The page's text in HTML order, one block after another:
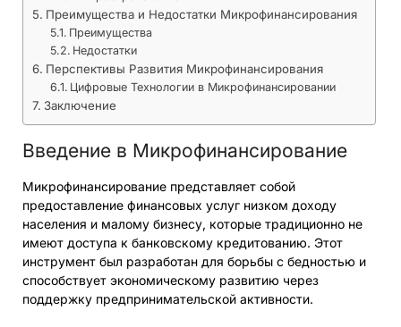
Преимущества и Недостатки Микрофинансирования
Преимущества
Недостатки
Перспективы Развития Микрофинансирования
Цифровые Технологии в Микрофинансировании
Заключение
Введение в Микрофинансирование
Микрофинансирование представляет собой
предоставление финансовых услуг низком доходу
населения и малому бизнесу, которые традиционно не
имеют доступа к банковскому кредитованию. Этот
инструмент был разработан для борьбы с бедностью и
способствует экономическому развитию через
поддержку предпринимательской активности.